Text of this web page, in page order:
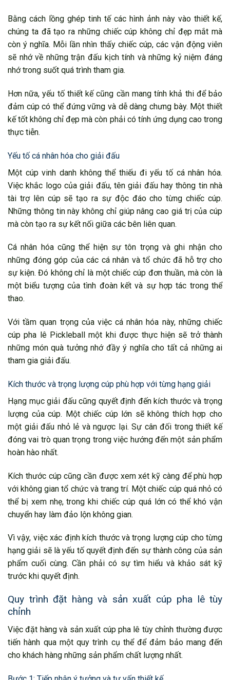
Bằng cách lồng ghép tinh tế các hình ảnh này vào thiết kế,
chúng ta đã tạo ra những chiếc cúp không chỉ đẹp mắt mà
còn ý nghĩa. Mỗi lần nhìn thấy chiếc cúp, các vận động viên
sẽ nhớ về những trận đấu kịch tính và những kỷ niệm đáng
nhớ trong suốt quá trình tham gia.
Hơn nữa, yếu tố thiết kế cũng cần mang tính khả thi để bảo
đảm cúp có thể đứng vững và dễ dàng chưng bày. Một thiết
kế tốt không chỉ đẹp mà còn phải có tính ứng dụng cao trong
thực tiễn.
Yếu tố cá nhân hóa cho giải đấu
Một cúp vinh danh không thể thiếu đi yếu tố cá nhân hóa.
Việc khắc logo của giải đấu, tên giải đấu hay thông tin nhà
tài trợ lên cúp sẽ tạo ra sự độc đáo cho từng chiếc cúp.
Những thông tin này không chỉ giúp nâng cao giá trị của cúp
mà còn tạo ra sự kết nối giữa các bên liên quan.
Cá nhân hóa cũng thể hiện sự tôn trọng và ghi nhận cho
những đóng góp của các cá nhân và tổ chức đã hỗ trợ cho
sự kiện. Đó không chỉ là một chiếc cúp đơn thuần, mà còn là
một biểu tượng của tình đoàn kết và sự hợp tác trong thể
thao.
Với tầm quan trọng của việc cá nhân hóa này, những chiếc
cúp pha lê Pickleball một khi được thực hiện sẽ trở thành
những món quà tưởng nhớ đầy ý nghĩa cho tất cả những ai
tham gia giải đấu.
Kích thước và trọng lượng cúp phù hợp với từng hạng giải
Hạng mục giải đấu cũng quyết định đến kích thước và trọng
lượng của cúp. Một chiếc cúp lớn sẽ không thích hợp cho
một giải đấu nhỏ lẻ và ngược lại. Sự cân đối trong thiết kế
đóng vai trò quan trọng trong việc hướng đến một sản phẩm
hoàn hào nhất.
Kích thước cúp cũng cần được xem xét kỹ càng để phù hợp
với không gian tổ chức và trang trí. Một chiếc cúp quá nhỏ có
thể bị xem nhẹ, trong khi chiếc cúp quá lớn có thể khó vận
chuyển hay làm đảo lộn không gian.
Vì vậy, việc xác định kích thước và trọng lượng cúp cho từng
hạng giải sẽ là yếu tố quyết định đến sự thành công của sản
phẩm cuối cùng. Cần phải có sự tìm hiểu và khảo sát kỹ
trước khi quyết định.
Quy trình đặt hàng và sản xuất cúp pha lê tùy
chỉnh
Việc đặt hàng và sản xuất cúp pha lê tùy chỉnh thường được
tiến hành qua một quy trình cụ thể để đảm bảo mang đến
cho khách hàng những sản phẩm chất lượng nhất.